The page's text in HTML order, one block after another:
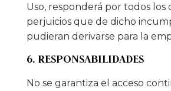
Uso, responderá por todos los
perjuicios que de dicho
pudieran derivarse para la
6. RESPONSABILIDADES
No se garantiza el acceso